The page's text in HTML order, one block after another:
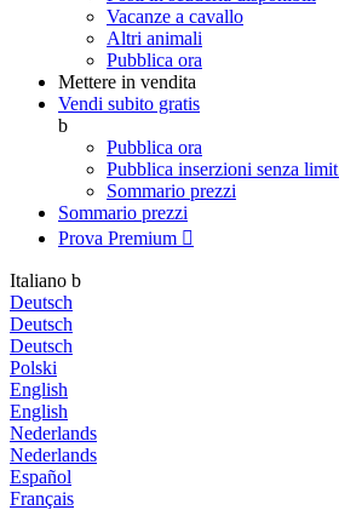
Vacanze a cavallo
Altri animali
Pubblica ora
Mettere in vendita
Vendi subito gratis
b
Pubblica ora
Pubblica inserzioni senza limit
Sommario prezzi
Sommario prezzi
Prova Premium 
Italiano b
Deutsch
Deutsch
Deutsch
Polski
English
English
Nederlands
Nederlands
Español
Français